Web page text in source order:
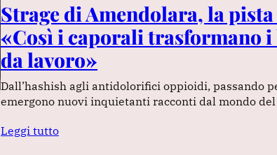
Strage di Amendolara, la
«Così i caporali trasformano
da lavoro»
Dall’hashish agli antidolorifici oppioidi, passando
emergono nuovi inquietanti racconti dal mondo
Leggi tutto